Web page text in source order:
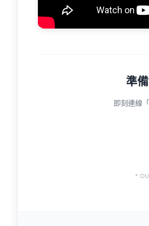
準
即刻連線
*